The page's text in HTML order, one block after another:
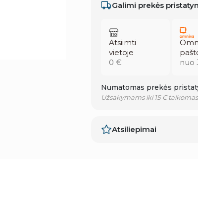
Galimi prekės
Atsiimti
vietoje
0 €
nuo
Numatomas prekės
Užsakymams iki 15 €
Atsiliepimai